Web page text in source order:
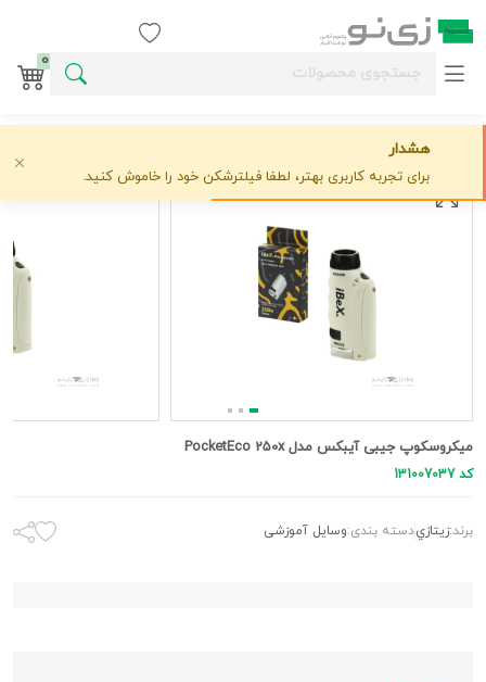
0
وسایل آموزشی›زيتازي
میکروسکوپ جیبی آیبکس مدل PocketEco 250x
کد 131007037
برند:زيتازيدسته بندی:وسایل آموزشی
هشدار
برای تجربه کاربری بهتر، لطفا فیلترشکن خود را خاموش کنید.